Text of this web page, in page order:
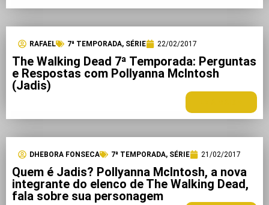
RAFAEL 7ª TEMPORADA, SÉRIE 22/02/2017
The Walking Dead 7ª Temporada: Perguntas
e Respostas com Pollyanna McIntosh
(Jadis)
DHEBORA FONSECA 7ª TEMPORADA, SÉRIE 21/02/2017
Quem é Jadis? Pollyanna McIntosh, a nova
integrante do elenco de The Walking Dead,
fala sobre sua personagem